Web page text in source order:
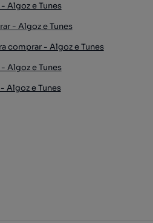
Algoz e Tunes
- Algoz e Tunes
comprar - Algoz e Tunes
Algoz e Tunes
Algoz e Tunes